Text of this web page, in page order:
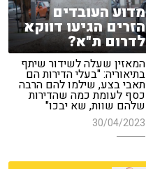
מדוע העובדים
הזרים הגיעו דווקא
לדרום ת"א?
המאזין שעלה לשידור שיתף
בתיאוריה: "בעלי הדירות הם
תאבי בצע, שילמו להם הרבה
כסף לעומת כמה שהדירות
שלהם שוות, שא יבכו"
30/04/2023